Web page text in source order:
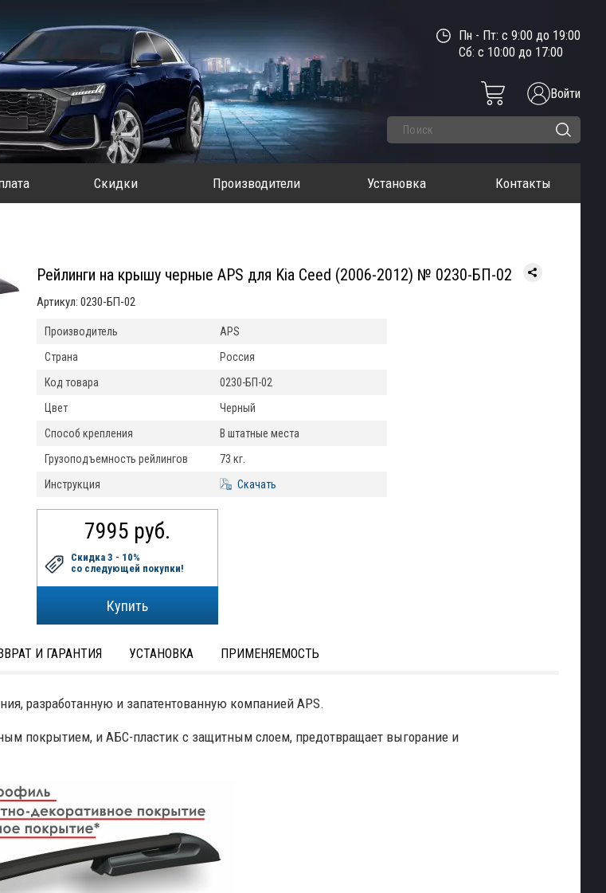
Пн - Пт: с 9:00 до 19:00
Сб: с 10:00 до 17:00
Войти
Скидки Производители Установка Контакты
Рейлинги на крышу черные APS для Kia Ceed (2006-2012) № 0230-БП-02
Артикул: 0230-БП-02
7995 руб.
Скидка 3 - 10%
со следующей покупки!
Производитель
APS
Страна
Россия
Код товара
0230-БП-02
Цвет
Черный
Способ крепления
В штатные места
Грузоподъемность рейлингов
73 кг.
Инструкция
Скачать
И ГАРАНТИЯ УСТАНОВКА ПРИМЕНЯЕМОСТЬ
разработанную и запатентованную компанией APS.
покрытием, и АБС-пластик с защитным слоем, предотвращает выгорание и